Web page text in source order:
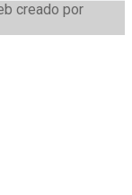
creado por